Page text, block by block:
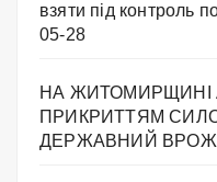
взяти під контроль
05-28
НА ЖИТОМИРЩИНІ
ПРИКРИТТЯМ
ДЕРЖАВНИЙ